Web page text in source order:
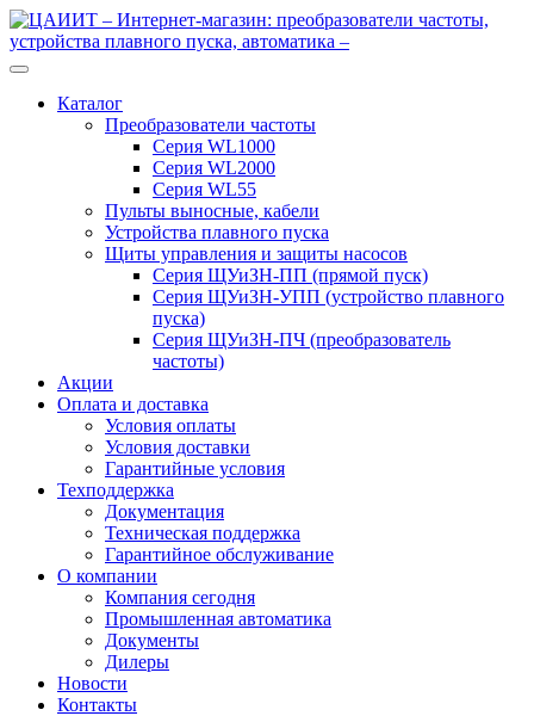
Перейти
к
навигации
Перейти
к
содержимому
Каталог
Преобразователи частоты
Серия WL1000
Серия WL2000
Серия WL55
Пульты выносные, кабели
Устройства плавного пуска
Щиты управления и защиты насосов
Серия ЩУиЗН-ПП (прямой пуск)
Серия ЩУиЗН-УПП (устройство плавного
пуска)
Серия ЩУиЗН-ПЧ (преобразователь
частоты)
Акции
Оплата и доставка
Условия оплаты
Условия доставки
Гарантийные условия
Техподдержка
Документация
Техническая поддержка
Гарантийное обслуживание
О компании
Компания сегодня
Промышленная автоматика
Документы
Дилеры
Новости
Контакты